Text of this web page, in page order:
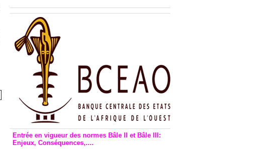
Entrée en vigueur des normes Bâle II et Bâle III:
Enjeux, Conséquences,....